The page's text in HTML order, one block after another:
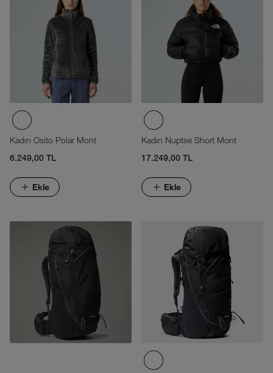
Kadın Osito Polar Mont
6.249,00 TL
Ekle
Kadın Nuptse Short Mont
17.249,00 TL
Ekle